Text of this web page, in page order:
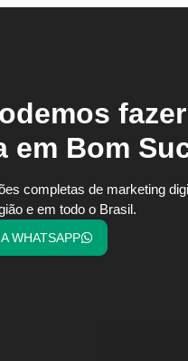
em Bom
completas de marketing
e em todo o Brasil.
WHATSAPP